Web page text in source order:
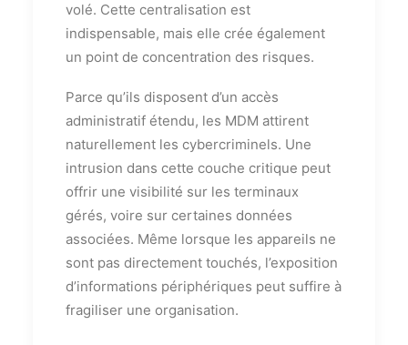
volé. Cette centralisation est
indispensable, mais elle crée également
un point de concentration des risques.
Parce qu’ils disposent d’un accès
administratif étendu, les MDM attirent
naturellement les cybercriminels. Une
intrusion dans cette couche critique peut
offrir une visibilité sur les terminaux
gérés, voire sur certaines données
associées. Même lorsque les appareils ne
sont pas directement touchés, l’exposition
d’informations périphériques peut suffire à
fragiliser une organisation.